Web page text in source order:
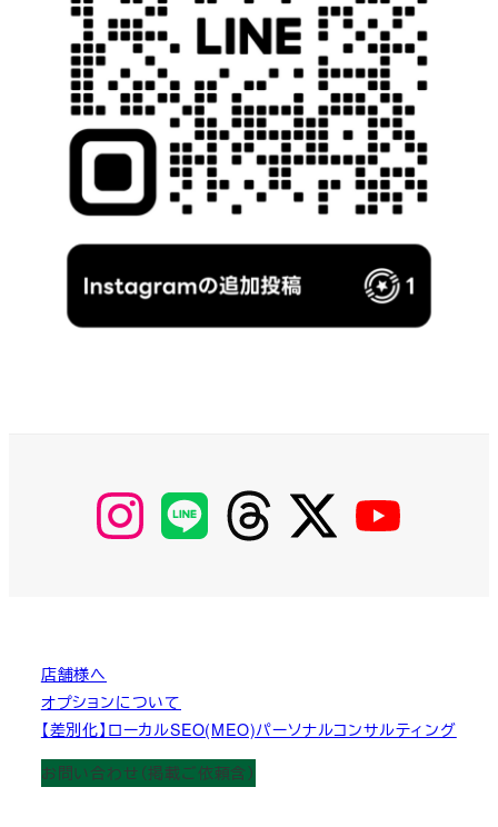
【Instagram】
MyKOBAKO
【LINE】 【threads】 【Twitter】
店舗様へ
オプションについて
【差別化】ローカルSEO(MEO)パーソナルコンサルティング
お問い合わせ（掲載ご依頼含）